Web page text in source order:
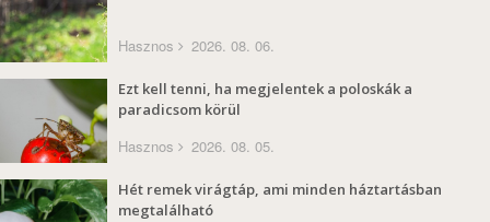
Hasznos 2026. 08. 06.
Ezt kell tenni, ha megjelentek a poloskák a
paradicsom körül
Hasznos 2026. 08. 05.
Hét remek virágtáp, ami minden háztartásban
megtalálható